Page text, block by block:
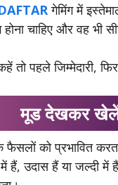
गेमिंग में
चाहिए और वह भी
तो पहले जिम्मेदारी,
मूड देखकर
को प्रभावित
उदास हैं या जल्दी में